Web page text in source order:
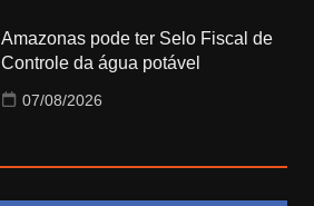
Amazonas pode ter Selo Fiscal de
Controle da água potável
07/08/2026